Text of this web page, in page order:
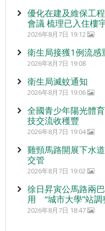
優化在建及維保工
會議 梳理已入住樓
2026年8月7日 19:12
衛生局接獲1例流感
2026年8月7日 19:08
衛生局滅蚊通知
2026年8月7日 19:06
全國青少年陽光體
技交流收穫豐
2026年8月7日 19:04
雞頸馬路開展下水
交管
2026年8月7日 19:02
徐日昇寅公馬路兩
用 “城市大學”站
2026年8月7日 18:47